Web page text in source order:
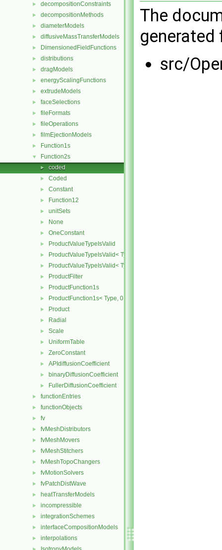
► decompositionConstraints
► decompositionMethods
► diameterModels
► diffusiveMassTransferModels
► DimensionedFieldFunctions
► distributions
► dragModels
► energyScalingFunctions
► extrudeModels
► faceSelections
► fileFormats
► fileOperations
► filmEjectionModels
► Function1s
▼ Function2s
► coded
► Coded
► Constant
► Function12
► unitSets
► None
► OneConstant
► ProductValueTypeIsValid
► ProductValueTypeIsValid< Type, scalar >
► ProductValueTypeIsValid< Type, ValueType, typename
► ProductFilter
► ProductFunction1s
► ProductFunction1s< Type, 0 >
► Product
► Radial
► Scale
► UniformTable
► ZeroConstant
► APIdiffusionCoefficient
► binaryDiffusionCoefficient
► FullerDiffusionCoefficient
► functionEntries
► functionObjects
► fv
► fvMeshDistributors
► fvMeshMovers
► fvMeshStitchers
► fvMeshTopoChangers
► fvMotionSolvers
► fvPatchDistWave
► heatTransferModels
► incompressible
► integrationSchemes
► interfaceCompositionModels
► interpolations
The
src/